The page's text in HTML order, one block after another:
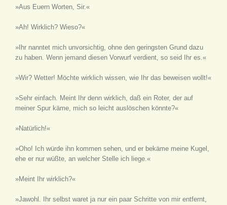
»Aus Euern Worten, Sir.«
»Ah! Wirklich? Wieso?«
»Ihr nanntet mich unvorsichtig, ohne den geringsten Grund dazu
zu haben. Wenn jemand diesen Vorwurf verdient, so seid Ihr es.«
»Wir? Wetter! Möchte wirklich wissen, wie Ihr das beweisen wollt!«
»Sehr einfach. Meint Ihr denn wirklich, daß ein Roter, der auf
meiner Spur käme, mich so leicht auslöschen könnte?«
»Natürlich!«
»Oho! Ich würde ihn kommen sehen, und er bekäme meine Kugel,
ehe er nur wüßte, an welcher Stelle ich liege.«
»Meint Ihr wirklich?«
»Jawohl. Ihr selbst waret ja nur ein paar Schritte von mir entfernt,